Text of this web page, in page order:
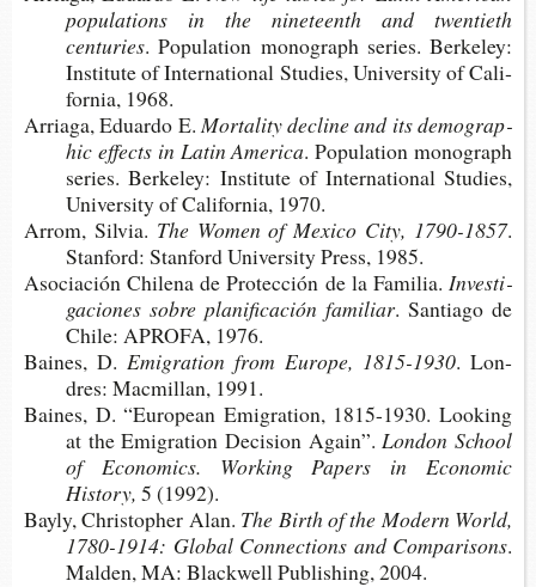
popu­la­tions in the nine­teenth and twen­tieth
centuries. Popu­la­tion mono­graph series. Ber­ke­ley:
Ins­ti­tu­te of Inter­na­tio­nal Stu­dies, Uni­ver­sity of Cali­
for­nia, 1968.
Arria­ga, Eduar­do E.Mor­ta­lity decli­ne and its demo­grap­
hic effects in Latin America. Popu­la­tion mono­graph
series. Ber­ke­ley: Ins­ti­tu­te of Inter­na­tio­nal Stu­dies,
Uni­ver­sity of Cali­for­nia, 1970.
Arrom, Silvia. The Women of Mexi­co City, 1790-1857.
Stan­ford: Stan­ford Uni­ver­sity Press, 1985.
Aso­cia­ción Chi­le­na de Pro­tec­ción de la Familia. Inves­ti­
ga­cio­nes sobre pla­ni­fi­ca­ción familiar. San­tia­go de
Chile: APRO­FA, 1976.
Bai­nes, D. Emi­gra­tion from Euro­pe, 1815-1930. Lon­
dres: Mac­mi­llan, 1991.
Bai­nes, D. “Euro­pean Emi­gra­tion, 1815-​1930. Loo­king
at the Emi­gra­tion Deci­sion Again”. Lon­don School
of Eco­no­mics. WorkingPapers inEconomic
History, 5 (1992).
Bayly, Chris­top­her Alan. The Birth of the Modern World,
1780-​1914: Glo­bal Con­nec­tions and Comparisons.
Mal­den, MA: Bla­ck­well Publis­hing, 2004.